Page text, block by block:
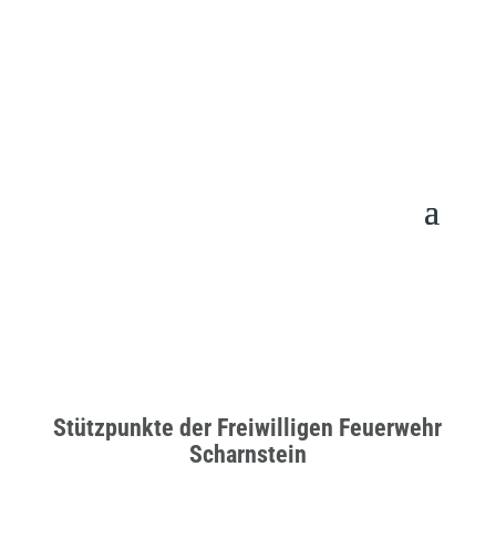
Stützpunkte der Freiwilligen Feuerwehr
Scharnstein